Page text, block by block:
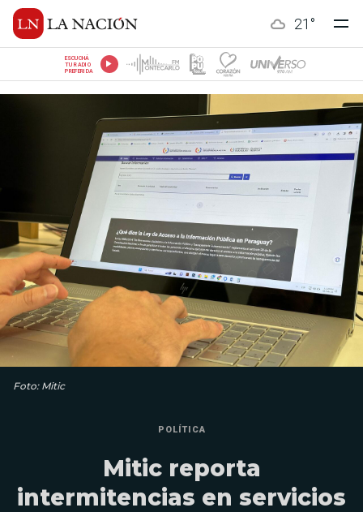
21 °
ESCUCHÁ
TU RADIO
PREFERIDA
Foto: Mitic
POLÍTICA
Mitic reporta
intermitencias en servicios